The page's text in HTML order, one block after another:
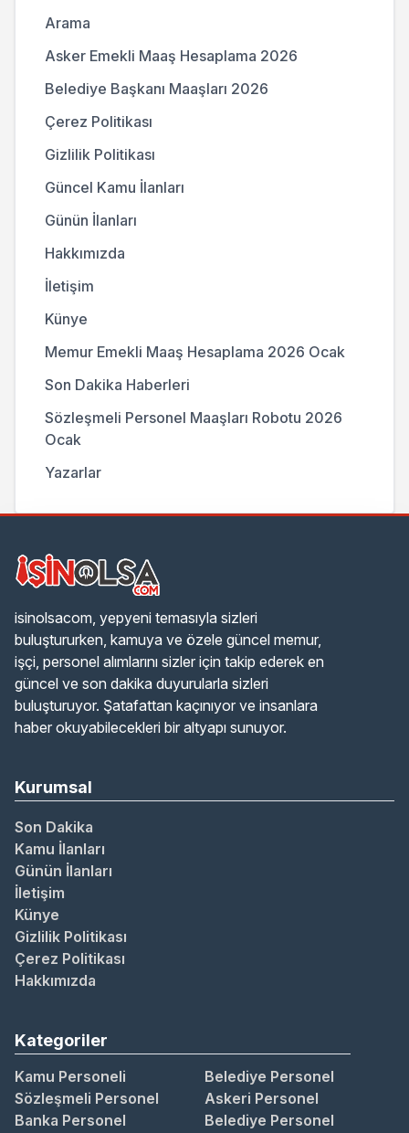
Arama
Asker Emekli Maaş Hesaplama 2026
Belediye Başkanı Maaşları 2026
Çerez Politikası
Gizlilik Politikası
Güncel Kamu İlanları
Günün İlanları
Hakkımızda
İletişim
Künye
Memur Emekli Maaş Hesaplama 2026 Ocak
Son Dakika Haberleri
Sözleşmeli Personel Maaşları Robotu 2026
Ocak
Yazarlar
isinolsacom, yepyeni temasıyla sizleri
buluştururken, kamuya ve özele güncel memur,
işçi, personel alımlarını sizler için takip ederek en
güncel ve son dakika duyurularla sizleri
buluşturuyor. Şatafattan kaçınıyor ve insanlara
haber okuyabilecekleri bir altyapı sunuyor.
Kurumsal
Son Dakika
Kamu İlanları
Günün İlanları
İletişim
Künye
Gizlilik Politikası
Çerez Politikası
Hakkımızda
Kategoriler
Kamu Personeli
Belediye Personel
Sözleşmeli Personel
Askeri Personel
Banka Personel
Belediye Personel